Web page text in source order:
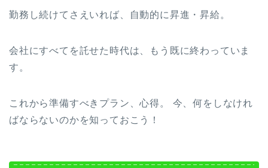
勤務し続けてさえいれば、自動的に昇進・昇給。
会社にすべてを託せた時代は、もう既に終わっていま
す。
これから準備すべきプラン、心得。 今、何をしなけれ
ばならないのかを知っておこう！